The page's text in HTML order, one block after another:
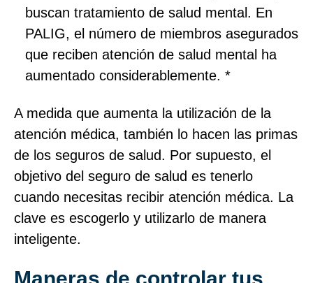
buscan tratamiento de salud mental. En
PALIG, el número de miembros asegurados
que reciben atención de salud mental ha
aumentado considerablemente. *
A medida que aumenta la utilización de la
atención médica, también lo hacen las primas
de los seguros de salud. Por supuesto, el
objetivo del seguro de salud es tenerlo
cuando necesitas recibir atención médica. La
clave es escogerlo y utilizarlo de manera
inteligente.